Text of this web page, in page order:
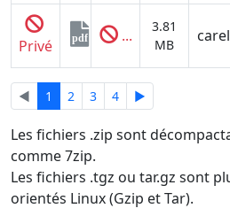
Privé pdf ...
3.81
MB
carel
◄ 1 2 3 4 ►
Les fichiers .zip sont
comme 7zip.
Les fichiers .tgz ou tar.gz sont
orientés Linux (Gzip et Tar).